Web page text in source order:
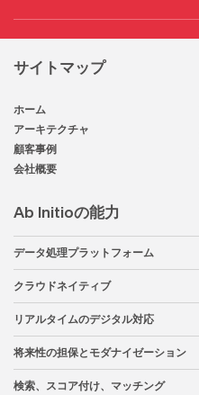
サイトマップ
ホーム
アーキテクチャ
顧客事例
会社概要
Ab Initioの能力
データ処理プラットフォーム
クラウドネイティブ
リアルタイムのデジタル対応
将来性の担保とモダナイゼーション
検索、スコア付け、マッチング